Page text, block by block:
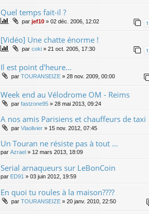
Quel temps fait-il ?
par jef10 » 02 déc. 2006, 12:02 1
[Vidéo] Une chatte énorme !
par coki » 21 oct. 2005, 17:30 1
Il est point d'heure...
par TOURANSEIZE » 28 nov. 2009, 00:00
Week end au Vélodrome OM - Reims
par fastzone95 » 28 mai 2013, 09:24
A nos amis Parisiens et chauffeurs de taxi
par Vlaolivier » 15 nov. 2012, 07:45
Un Touran ne résiste pas à tout ...
par Azrael » 12 mars 2013, 18:09
Serial arnaqueurs sur LeBonCoin
par ED91 » 03 juin 2012, 19:59
En quoi tu roules à la maison????
par TOURANSEIZE » 20 janv. 2010, 22:50